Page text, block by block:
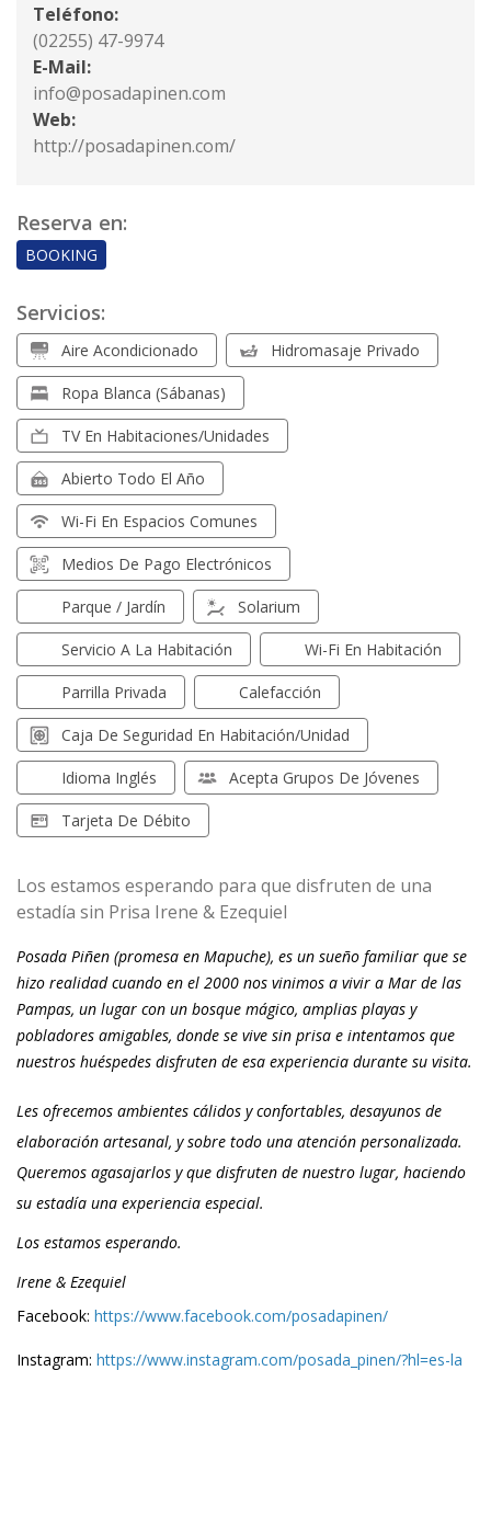
Teléfono:
(02255) 47-9974
E-Mail:
info@posadapinen.com
Web:
http://posadapinen.com/
Reserva en:
BOOKING
Servicios:
Aire Acondicionado Hidromasaje Privado
Ropa Blanca (sábanas)
TV En Habitaciones/unidades
Abierto Todo El Año
Wi-Fi En Espacios Comunes
Medios De Pago Electrónicos
Parque / Jardín Solarium
Servicio A La Habitación Wi-Fi En Habitación
Parrilla Privada Calefacción
Caja De Seguridad En Habitación/unidad
Idioma Inglés Acepta Grupos De Jóvenes
Tarjeta De Débito
Los estamos esperando para que disfruten de una
estadía sin Prisa Irene & Ezequiel
Posada Piñen (promesa en Mapuche), es un sueño familiar que se
hizo realidad cuando en el 2000 nos vinimos a vivir a Mar de las
Pampas, un lugar con un bosque mágico, amplias playas y
pobladores amigables, donde se vive sin prisa e intentamos que
nuestros huéspedes disfruten de esa experiencia durante su visita.
Les ofrecemos ambientes cálidos y confortables, desayunos de
elaboración artesanal, y sobre todo una atención personalizada.
Queremos agasajarlos y que disfruten de nuestro lugar, haciendo
su estadía una experiencia especial.
Los estamos esperando.
Irene & Ezequiel
Facebook: https://www.facebook.com/posadapinen/
Instagram: https://www.instagram.com/posada_pinen/?hl=es-la